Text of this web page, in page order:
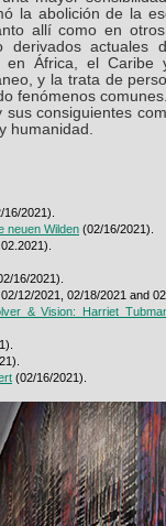
la abolición de la
allí como en
actuales
en África, el
y la trata de
fenómenos
consiguientes
humanidad.
16/2021).
neuen Wilden (02/16/2021).
16/2021).
12/2021, 02/18/2021 and
& Vision: Harriet
(02/16/2021).